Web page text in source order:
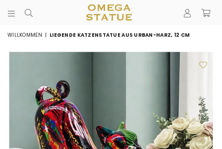
DÉCORATION
WILLKOMMEN | LIEGENDE KATZENSTATUE AUS URBAN-HARZ, 12 CM